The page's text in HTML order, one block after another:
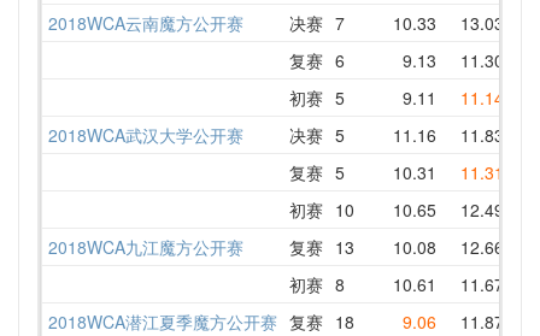
2018WCA云南魔方公开赛 决赛 7 10.33 13.03
复赛 6 9.13 11.30
初赛 5 9.11 11.14
2018WCA武汉大学公开赛 决赛 5 11.16 11.83
复赛 5 10.31 11.31
初赛 10 10.65 12.49
2018WCA九江魔方公开赛 复赛 13 10.08 12.66
初赛 8 10.61 11.67
2018WCA潜江夏季魔方公开赛 复赛 18 9.06 11.87